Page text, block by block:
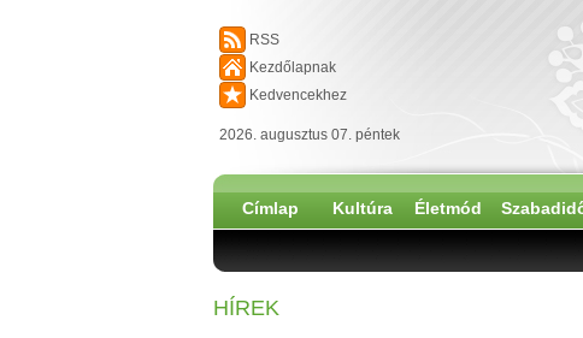
RSS
Kezdőlapnak
Kedvencekhez
2026. augusztus 07. péntek
Címlap Kultúra Életmód
HÍREK